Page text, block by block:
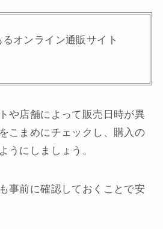
オンライン通販サイト
や店舗によって販売日時が異
こまめにチェックし、購入の
うにしましょう。
事前に確認しておくことで安